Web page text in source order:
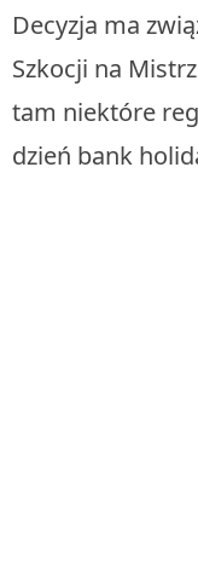
Decyzja ma
Szkocji na
tam niektóre
dzień bank